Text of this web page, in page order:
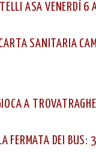
ASA VENERDÌ 6
SANITARIA
A
FERMATA DEI BUS: